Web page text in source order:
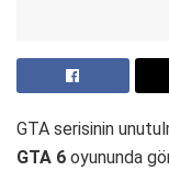
GTA serisinin
GTA 6 oyununda